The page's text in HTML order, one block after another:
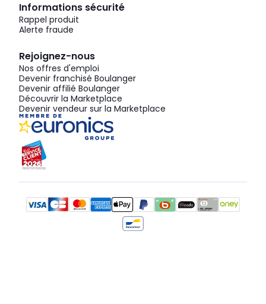
Informations sécurité
Rappel produit
Alerte fraude
Rejoignez-nous
Nos offres d'emploi
Devenir franchisé Boulanger
Devenir affilié Boulanger
Découvrir la Marketplace
Devenir vendeur sur la Marketplace